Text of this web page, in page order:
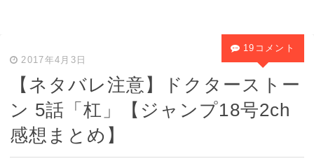
2017年4月3日
【ネタバレ注意】ドクターストー
ン 5話「杠」【ジャンプ18号2ch
感想まとめ】
19コメント